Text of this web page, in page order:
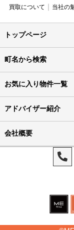
買取について
当社の
トップページ
町名から検索
お気に入り物件一覧
アドバイザー紹介
会社概要